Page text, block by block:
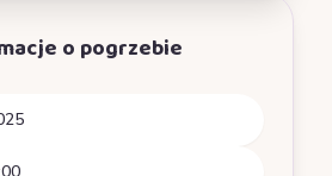
o pogrzebie